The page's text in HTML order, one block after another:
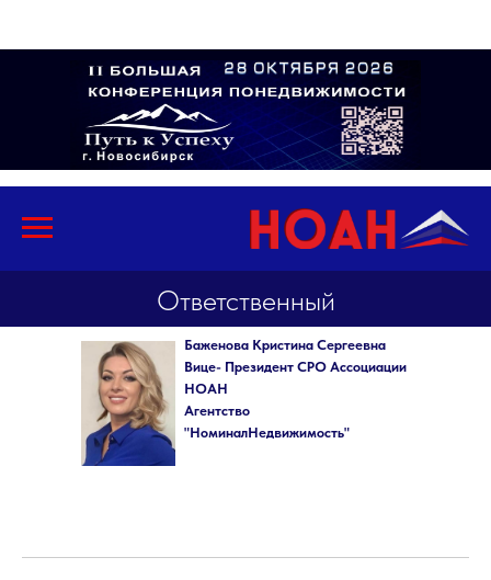
Ответственный
Баженова Кристина Сергеевна
Вице- Президент СРО Ассоциации
НОАН
Агентство
"НоминалНедвижимость"